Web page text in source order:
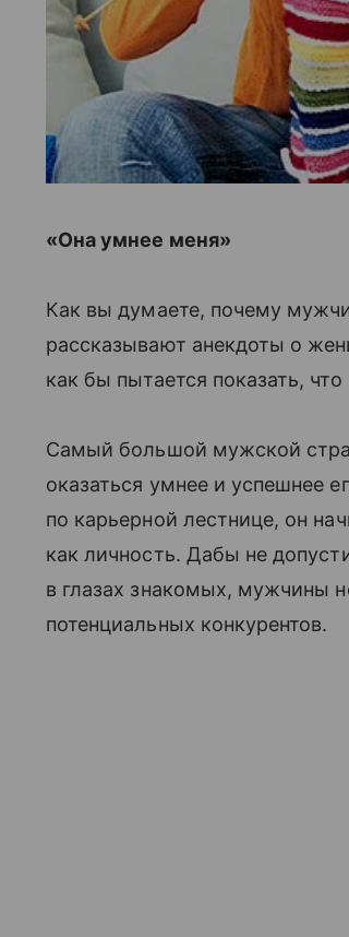
«Она умнее меня»
Как вы думаете, почему
рассказывают анекдоты о
как бы пытается показать,
Самый большой мужской
оказаться умнее и успешнее
по карьерной лестнице, он
как личность. Дабы не
в глазах знакомых, мужчины
потенциальных конкурентов.